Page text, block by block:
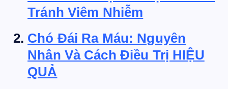
Tránh Viêm Nhiễm
Chó Đái Ra Máu: Nguyên
Nhân Và Cách Điều Trị HIỆU
QUẢ